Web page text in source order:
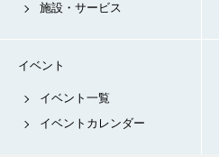
施設・サービス
イベント
イベント一覧
イベントカレンダー